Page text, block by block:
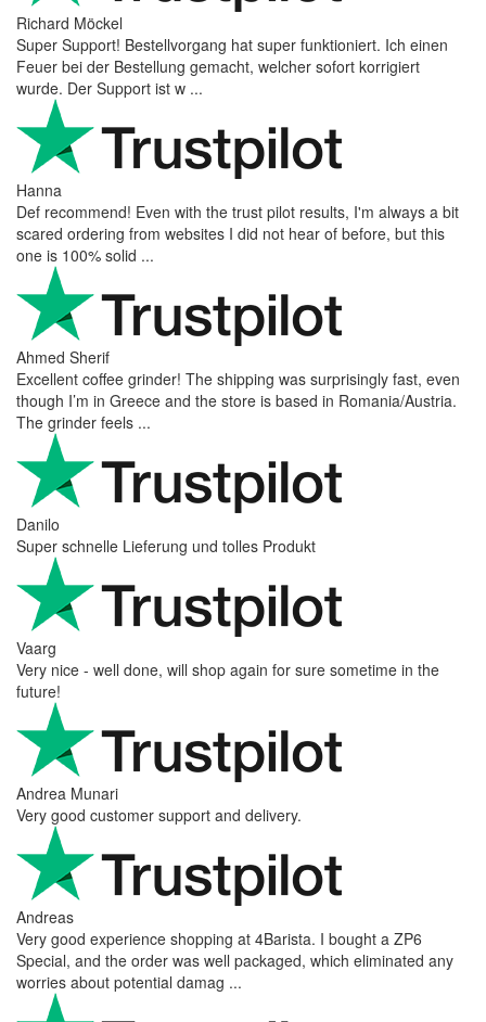
Richard Möckel
Super Support! Bestellvorgang hat super funktioniert. Ich einen
Feuer bei der Bestellung gemacht, welcher sofort korrigiert
wurde. Der Support ist w ...
Hanna
Def recommend! Even with the trust pilot results, I'm always a bit
scared ordering from websites I did not hear of before, but this
one is 100% solid ...
Ahmed Sherif
Excellent coffee grinder! The shipping was surprisingly fast, even
though I’m in Greece and the store is based in Romania/Austria.
The grinder feels ...
Danilo
Super schnelle Lieferung und tolles Produkt
Vaarg
Very nice - well done, will shop again for sure sometime in the
future!
Andrea Munari
Very good customer support and delivery.
Andreas
Very good experience shopping at 4Barista. I bought a ZP6
Special, and the order was well packaged, which eliminated any
worries about potential damag ...